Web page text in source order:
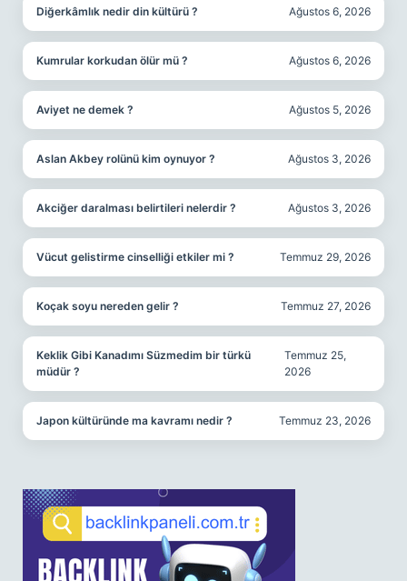
Diğerkâmlık nedir din kültürü ? Ağustos 6, 2026
Kumrular korkudan ölür mü ? Ağustos 6, 2026
Aviyet ne demek ? Ağustos 5, 2026
Aslan Akbey rolünü kim oynuyor ? Ağustos 3, 2026
Akciğer daralması belirtileri nelerdir ? Ağustos 3, 2026
Vücut gelistirme cinselliği etkiler mi ? Temmuz 29, 2026
Koçak soyu nereden gelir ? Temmuz 27, 2026
Keklik Gibi Kanadımı Süzmedim bir türkü
müdür ?
Temmuz 25,
2026
Japon kültüründe ma kavramı nedir ? Temmuz 23, 2026